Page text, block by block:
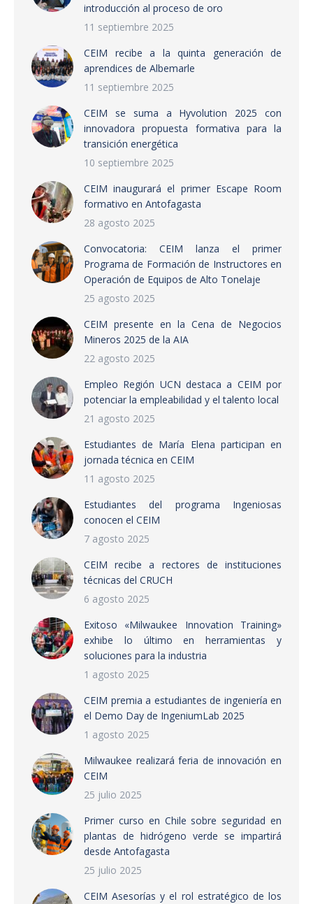
introducción al proceso de oro
11 septiembre 2025
CEIM recibe a la quinta generación de
aprendices de Albemarle
11 septiembre 2025
CEIM se suma a Hyvolution 2025 con
innovadora propuesta formativa para la
transición energética
10 septiembre 2025
CEIM inaugurará el primer Escape Room
formativo en Antofagasta
28 agosto 2025
Convocatoria: CEIM lanza el primer
Programa de Formación de Instructores en
Operación de Equipos de Alto Tonelaje
25 agosto 2025
CEIM presente en la Cena de Negocios
Mineros 2025 de la AIA
22 agosto 2025
Empleo Región UCN destaca a CEIM por
potenciar la empleabilidad y el talento local
21 agosto 2025
Estudiantes de María Elena participan en
jornada técnica en CEIM
11 agosto 2025
Estudiantes del programa Ingeniosas
conocen el CEIM
7 agosto 2025
CEIM recibe a rectores de instituciones
técnicas del CRUCH
6 agosto 2025
Exitoso «Milwaukee Innovation Training»
exhibe lo último en herramientas y
soluciones para la industria
1 agosto 2025
CEIM premia a estudiantes de ingeniería en
el Demo Day de IngeniumLab 2025
1 agosto 2025
Milwaukee realizará feria de innovación en
CEIM
25 julio 2025
Primer curso en Chile sobre seguridad en
plantas de hidrógeno verde se impartirá
desde Antofagasta
25 julio 2025
CEIM Asesorías y el rol estratégico de los